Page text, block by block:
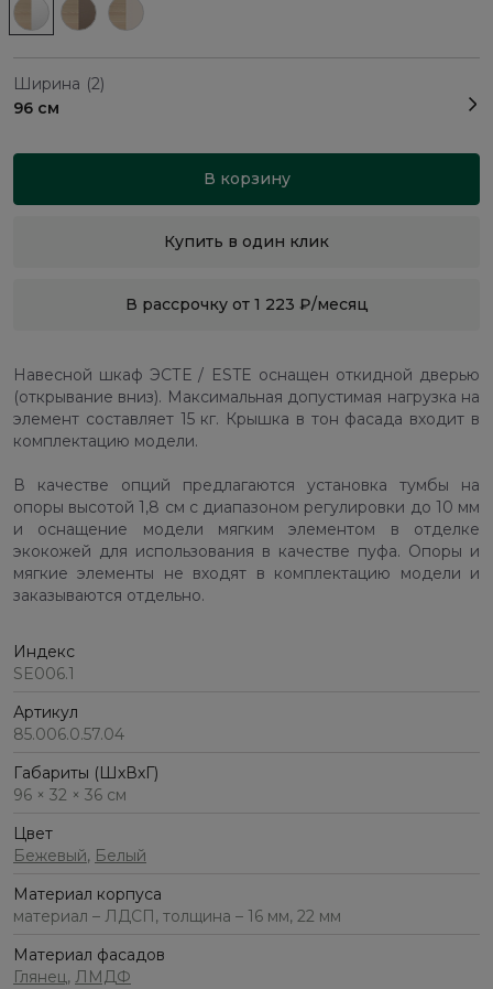
Ширина (2)
96 см
В корзину
Купить в один клик
В рассрочку от 1 223 ₽/месяц
Навесной шкаф ЭСТЕ / ESTE оснащен откидной дверью
(открывание вниз). Максимальная допустимая нагрузка на
элемент составляет 15 кг. Крышка в тон фасада входит в
комплектацию модели.
В качестве опций предлагаются установка тумбы на
опоры высотой 1,8 см с диапазоном регулировки до 10 мм
и оснащение модели мягким элементом в отделке
экокожей для использования в качестве пуфа. Опоры и
мягкие элементы не входят в комплектацию модели и
заказываются отдельно.
Индекс
SE006.1
Артикул
85.006.0.57.04
Габариты (ШхВхГ)
96 × 32 × 36 см
Цвет
Бежевый, Белый
Материал корпуса
материал – ЛДСП, толщина – 16 мм, 22 мм
Материал фасадов
Глянец, ЛМДФ